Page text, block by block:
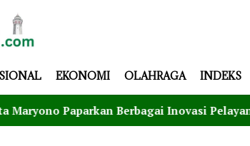
EKONOMI OLAHRAGA INDEKS
Berbagai Inovasi Pelayanan